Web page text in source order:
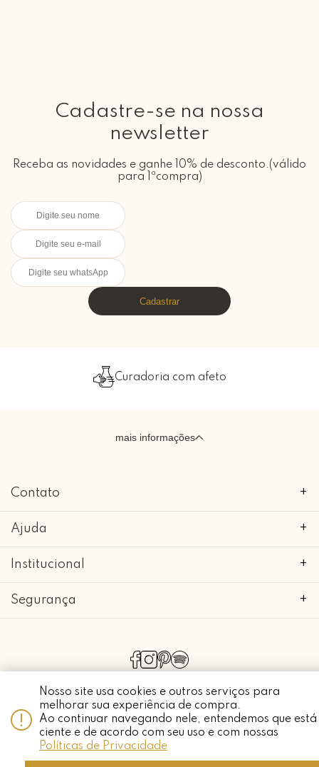
Nosso site usa cookies e outros serviços para
melhorar sua experiência de compra.
Ao continuar navegando nele, entendemos que está
ciente e de acordo com seu uso e com nossas
Políticas de Privacidade
Cadastre-se na nossa
newsletter
Receba as novidades e ganhe 10% de desconto.(válido
para 1ªcompra)
Cadastrar
Curadoria com afeto
Whatsapp
mais informações
Contato +
Ajuda +
Institucional +
Segurança +
direitos reservados.